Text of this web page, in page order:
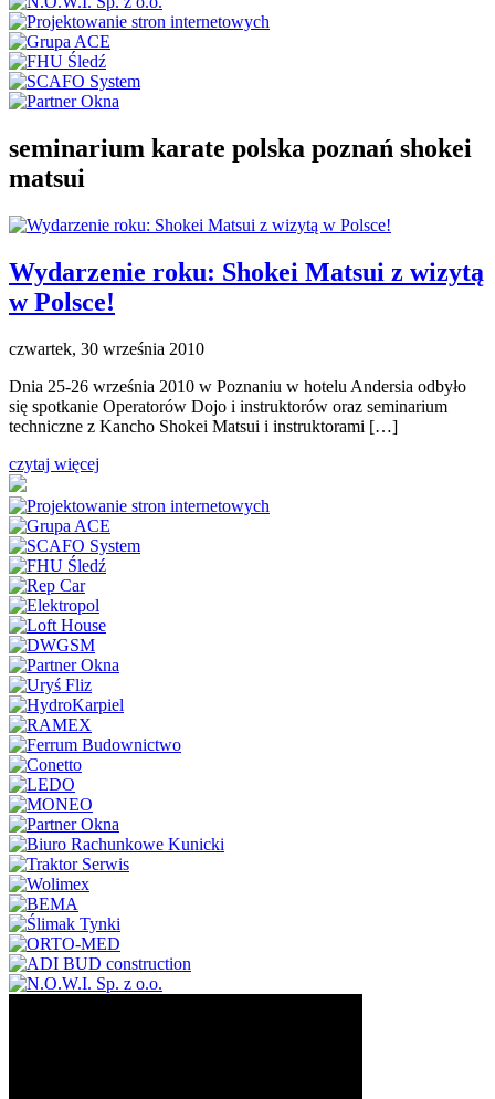
seminarium karate polska poznań shokei
matsui
Wydarzenie roku: Shokei Matsui z wizytą
w Polsce!
czwartek, 30 września 2010
Dnia 25-26 września 2010 w Poznaniu w hotelu Andersia odbyło
się spotkanie Operatorów Dojo i instruktorów oraz seminarium
techniczne z Kancho Shokei Matsui i instruktorami […]
czytaj więcej